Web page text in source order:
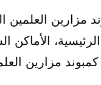
مزارين
الأماكن
مزارين